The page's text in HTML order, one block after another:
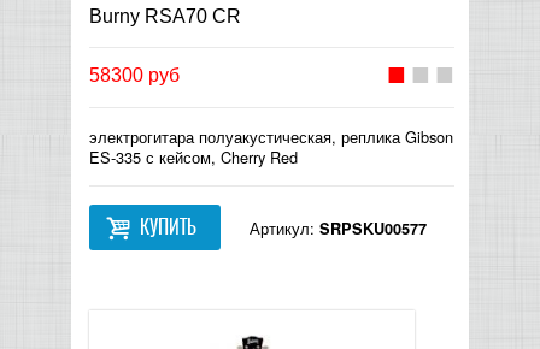
Burny RSA70 CR
58300 руб
электрогитара полуакустическая, реплика Gibson
ES-335 с кейсом, Cherry Red
КУПИТЬ Артикул: SRPSKU00577